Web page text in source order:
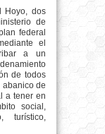
Hoyo, dos
de
federal
el
a un
de todos
abanico de
a tener en
social,
turístico,